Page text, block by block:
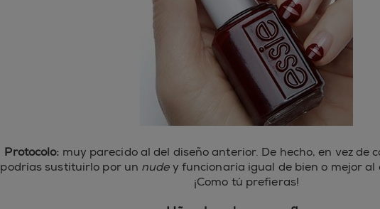
Protocolo: muy parecido al del diseño anterior. De hecho, en vez de
podrías sustituirlo por un nudey funcionaría igual de bien o mejor al
¡Como tú prefieras!